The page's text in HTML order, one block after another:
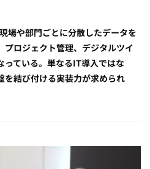
場や部門ごとに分散したデータを
ロジェクト管理、デジタルツイ
っている。単なるIT導入ではな
を結び付ける実装力が求められ